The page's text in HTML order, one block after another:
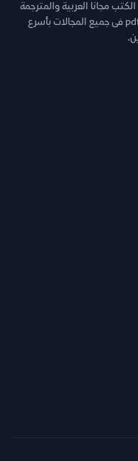
مجانا العربية والمترجمة
والروايات والقصص وغيرها من كتب مجانية pdf فى جميع المجالات بأسرع